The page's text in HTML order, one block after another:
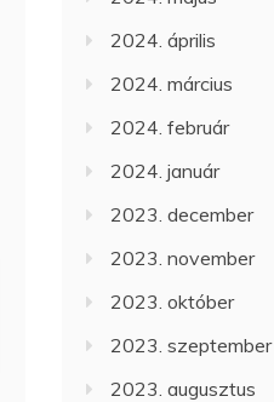
2024. április
2024. március
2024. február
2024. január
2023. december
2023. november
2023. október
2023. szeptember
2023. augusztus